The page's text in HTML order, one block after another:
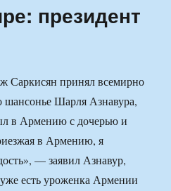
президент
Саркисян принял всемирно
шансонье Шарля Азнавура,
в Армению с дочерью и
в Армению, я
— заявил Азнавур,
есть уроженка Армении